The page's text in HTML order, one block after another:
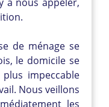
de ménage se
le domicile se
impeccable
Nous veillons
les